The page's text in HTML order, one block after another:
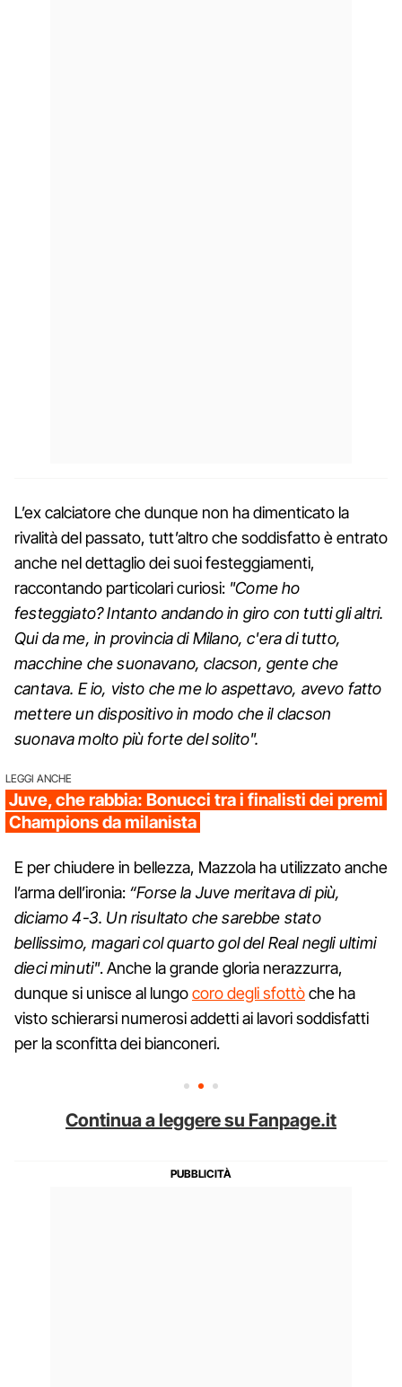
L’ex calciatore che dunque non ha dimenticato la
rivalità del passato, tutt’altro che soddisfatto è entrato
anche nel dettaglio dei suoi festeggiamenti,
raccontando particolari curiosi: "Come ho
festeggiato? Intanto andando in giro con tutti gli altri.
Qui da me, in provincia di Milano, c'era di tutto,
macchine che suonavano, clacson, gente che
cantava. E io, visto che me lo aspettavo, avevo fatto
mettere un dispositivo in modo che il clacson
suonava molto più forte del solito".
LEGGI ANCHE
Juve, che rabbia: Bonucci tra i finalisti dei premi
Champions da milanista
E per chiudere in bellezza, Mazzola ha utilizzato anche
l’arma dell’ironia: “Forse la Juve meritava di più,
diciamo 4-3. Un risultato che sarebbe stato
bellissimo, magari col quarto gol del Real negli ultimi
dieci minuti". Anche la grande gloria nerazzurra,
dunque si unisce al lungocoro degli sfottòche ha
visto schierarsi numerosi addetti ai lavori soddisfatti
per la sconfitta dei bianconeri.
Continua a leggere su Fanpage.it